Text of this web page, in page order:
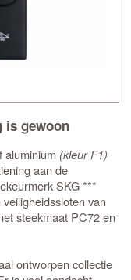
is gewoon
aluminium (kleur F1)
aan de
SKG ***
van
steekmaat PC72 en
ontworpen collectie